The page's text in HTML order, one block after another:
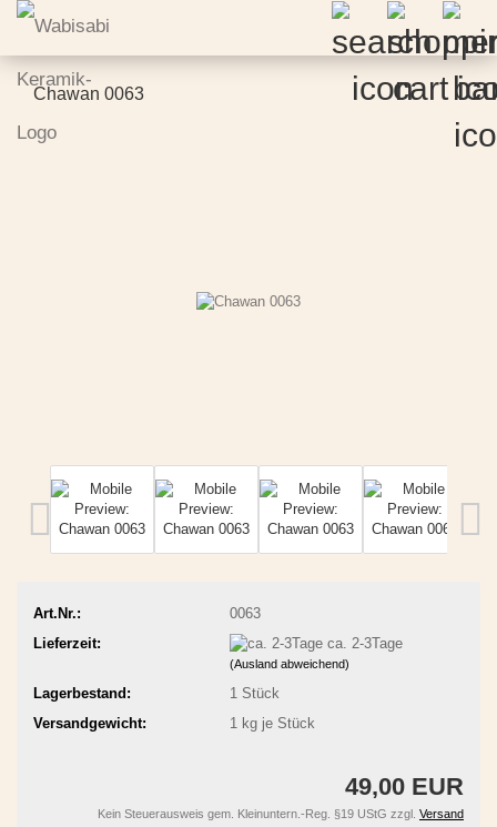
Chawan 0063
Art.Nr.:
0063
Lieferzeit:
ca. 2-3Tage
(Ausland abweichend)
Lagerbestand: 1 Stück
Versandgewicht:
1kg je Stück
49,00 EUR
Kein Steuerausweis gem. Kleinuntern.-Reg. §19 UStG zzgl. Versand